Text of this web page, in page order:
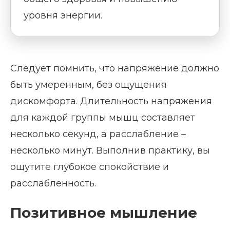
уровня энергии.
Следует помнить, что напряжение должно
быть умеренным, без ощущения
дискомфорта. Длительность напряжения
для каждой группы мышц составляет
несколько секунд, а расслабление –
несколько минут. Выполнив практику, вы
ощутите глубокое спокойствие и
расслабленность.
Позитивное мышление